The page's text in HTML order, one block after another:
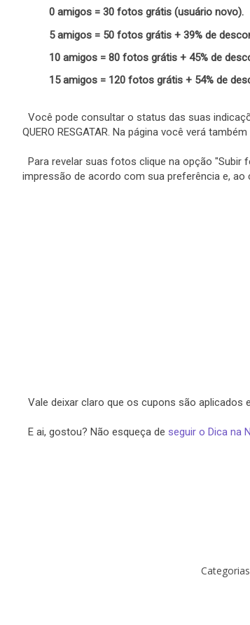
0 amigos = 30 fotos grátis (usuário novo).
5 amigos = 50 fotos grátis + 39% de
10 amigos = 80 fotos grátis + 45% de
15 amigos = 120 fotos grátis + 54% de
Você pode consultar o status das suas
QUERO RESGATAR. Na página você verá
Para revelar suas fotos clique na opção
impressão de acordo com sua preferência e,
Vale deixar claro que os cupons são
E ai, gostou? Não esqueça de seguir o Dica na